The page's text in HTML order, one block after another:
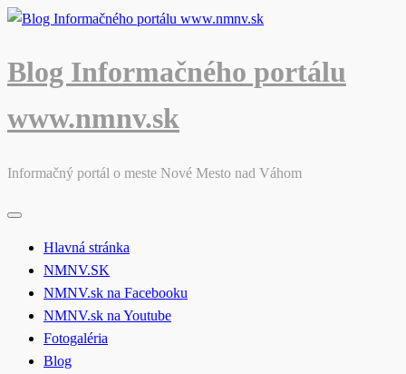
Skip
content
Blog Informačného portálu
www.nmnv.sk
Informačný portál o meste Nové Mesto nad Váhom
Hlavná stránka
NMNV.SK
NMNV.sk na Facebooku
NMNV.sk na Youtube
Fotogaléria
Blog